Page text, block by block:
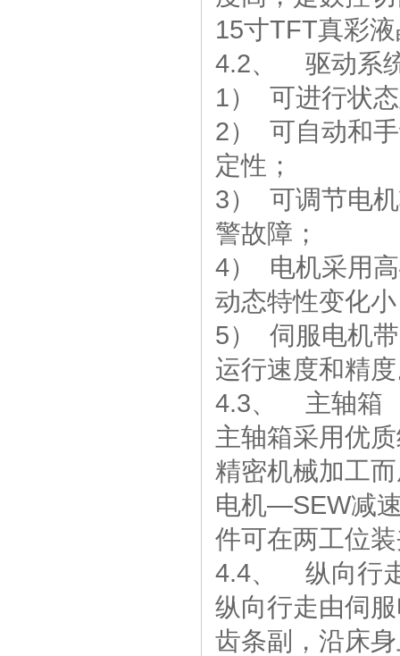
15寸TFT真彩
4.2、 驱动系
1） 可进行状
2） 可自动和
定性；
3） 可调节电
警故障；
4） 电机采用
动态特性变化
5） 伺服电机
运行速度和精
4.3、 主轴箱
主轴箱采用优
精密机械加工
电机—SEW减
件可在两工位
4.4、 纵向行
纵向行走由伺
齿条副，沿床